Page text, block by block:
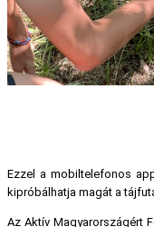
Ezzel a mobiltelefonos
kipróbálhatja magát a
Az Aktív Magyarországért